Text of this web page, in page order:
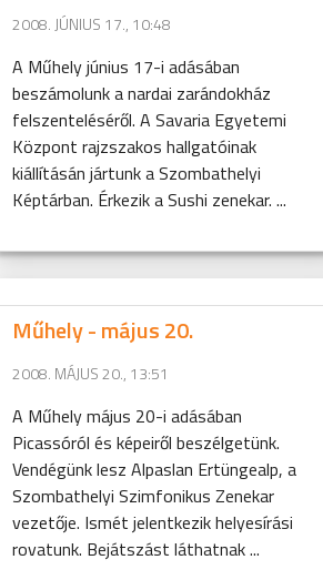
2008. JÚNIUS 17., 10:48
A Műhely június 17-i adásában
beszámolunk a nardai zarándokház
felszenteléséről. A Savaria Egyetemi
Központ rajzszakos hallgatóinak
kiállításán jártunk a Szombathelyi
Képtárban. Érkezik a Sushi zenekar. ...
Műhely - május 20.
2008. MÁJUS 20., 13:51
A Műhely május 20-i adásában
Picassóról és képeiről beszélgetünk.
Vendégünk lesz Alpaslan Ertüngealp, a
Szombathelyi Szimfonikus Zenekar
vezetője. Ismét jelentkezik helyesírási
rovatunk. Bejátszást láthatnak ...